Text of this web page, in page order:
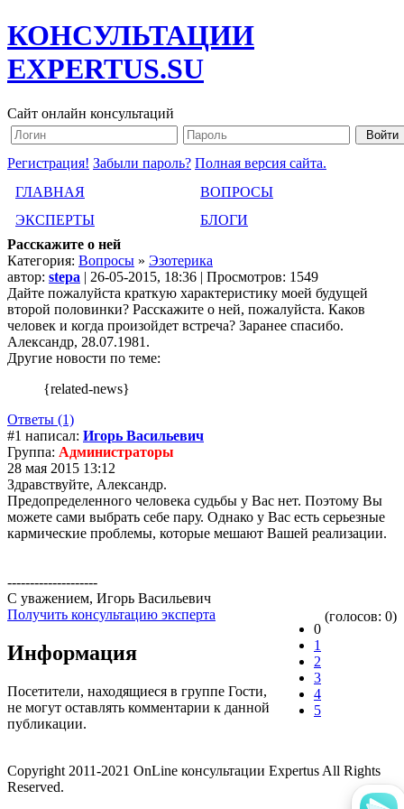
КОНСУЛЬТАЦИИ
EXPERTUS.SU
Сайт онлайн консультаций
Регистрация! Забыли пароль? Полная версия сайта.
ГЛАВНАЯ
ВОПРОСЫ
ЭКСПЕРТЫ
БЛОГИ
Расскажите о ней
Категория: Вопросы » Эзотерика
автор: stepa | 26-05-2015, 18:36 | Просмотров: 1549
Дайте пожалуйста краткую характеристику моей будущей
второй половинки? Расскажите о ней, пожалуйста. Каков
человек и когда произойдет встреча? Заранее спасибо.
Александр, 28.07.1981.
Другие новости по теме:
{related-news}
Ответы (1)
#1 написал: Игорь Васильевич
Группа: Администраторы
28 мая 2015 13:12
Здравствуйте, Александр.
Предопределенного человека судьбы у Вас нет. Поэтому Вы
можете сами выбрать себе пару. Однако у Вас есть серьезные
кармические проблемы, которые мешают Вашей реализации.
--------------------
С уважением, Игорь Васильевич
Получить консультацию эксперта
0
1
2
3
4
5
(голосов: 0)
Информация
Посетители, находящиеся в группе Гости,
не могут оставлять комментарии к данной
публикации.
Copyright 2011-2021 OnLine консультации Expertus All Rights
Reserved.